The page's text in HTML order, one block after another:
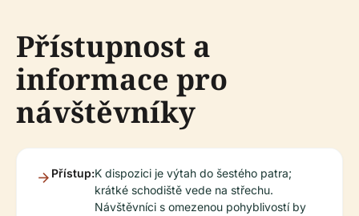
Přístupnost a
informace pro
návštěvníky
Přístup:K dispozici je výtah do šestého patra;
krátké schodiště vede na střechu.
Návštěvníci s omezenou pohyblivostí by